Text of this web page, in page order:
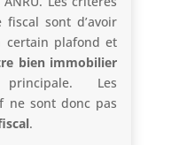
fiscal sont d’avoir
certain plafond et
bien immobilier
Les
ne sont donc pas
.